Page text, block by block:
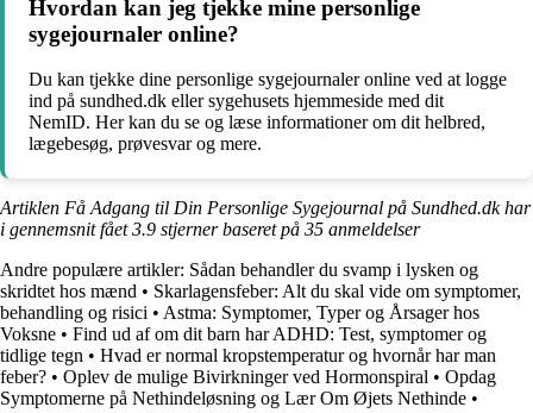
Hvordan kan jeg tjekke mine personlige
sygejournaler online?
Du kan tjekke dine personlige sygejournaler online ved at logge
ind på sundhed.dk eller sygehusets hjemmeside med dit
NemID. Her kan du se og læse informationer om dit helbred,
lægebesøg, prøvesvar og mere.
Artiklen Få Adgang til Din Personlige Sygejournal på Sundhed.dk har
i gennemsnit fået3.9 stjerner baseret på 35 anmeldelser
Andre populære artikler: Sådan behandler du svamp i lysken og
skridtet hos mænd • Skarlagensfeber: Alt du skal vide om symptomer,
behandling og risici • Astma: Symptomer, Typer og Årsager hos
Voksne • Find ud af om dit barn har ADHD: Test, symptomer og
tidlige tegn • Hvad er normal kropstemperatur og hvornår har man
feber? • Oplev de mulige Bivirkninger ved Hormonspiral • Opdag
Symptomerne på Nethindeløsning og Lær Om Øjets Nethinde •